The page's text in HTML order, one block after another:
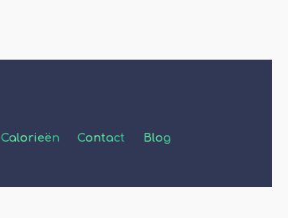
Calorieën Contact Blog